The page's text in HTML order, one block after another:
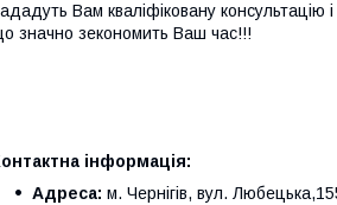
Вам кваліфіковану
значно зекономить Ваш час!!!
інформація:
Адреса: м. Чернігів, вул.